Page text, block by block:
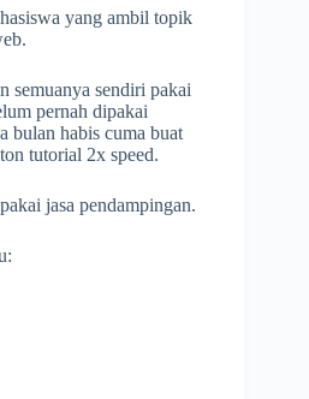
yang ambil topik
semuanya sendiri pakai
pernah dipakai
bulan habis cuma buat
tutorial 2x speed.
jasa pendampingan.